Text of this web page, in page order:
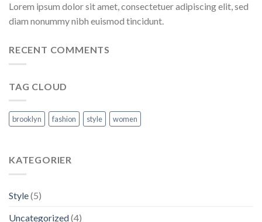
Lorem ipsum dolor sit amet, consectetuer adipiscing elit, sed
diam nonummy nibh euismod tincidunt.
RECENT COMMENTS
TAG CLOUD
brooklyn fashion style women
KATEGORIER
Style(5)
Uncategorized(4)